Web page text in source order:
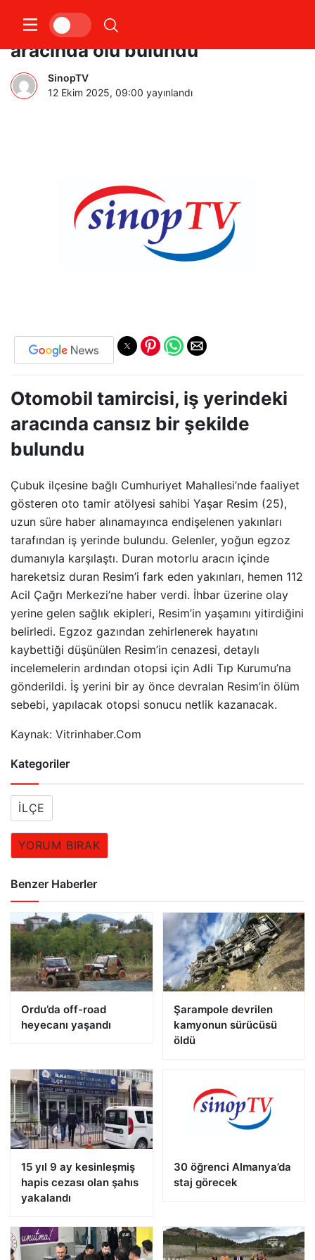
Oto tamircisi iş yerindeki
aracında ölü bulundu
SinopTV
12 Ekim 2025, 09:00 yayınlandı
Otomobil tamircisi, iş yerindeki
aracında cansız bir şekilde
bulundu
Çubuk ilçesine bağlı Cumhuriyet Mahallesi’nde faaliyet
gösteren oto tamir atölyesi sahibi Yaşar Resim (25),
uzun süre haber alınamayınca endişelenen yakınları
tarafından iş yerinde bulundu. Gelenler, yoğun egzoz
dumanıyla karşılaştı. Duran motorlu aracın içinde
hareketsiz duran Resim’i fark eden yakınları, hemen 112
Acil Çağrı Merkezi’ne haber verdi. İhbar üzerine olay
yerine gelen sağlık ekipleri, Resim’in yaşamını yitirdiğini
belirledi. Egzoz gazından zehirlenerek hayatını
kaybettiği düşünülen Resim’in cenazesi, detaylı
incelemelerin ardından otopsi için Adli Tıp Kurumu’na
gönderildi. İş yerini bir ay önce devralan Resim’in ölüm
sebebi, yapılacak otopsi sonucu netlik kazanacak.
Kaynak: Vitrinhaber.Com
Kategoriler
İLÇE
YORUM BIRAK
Benzer Haberler
Ordu’da off-road
heyecanı yaşandı
Şarampole devrilen
kamyonun sürücüsü
öldü
15 yıl 9 ay kesinleşmiş
hapis cezası olan şahıs
yakalandı
30 öğrenci Almanya’da
staj görecek